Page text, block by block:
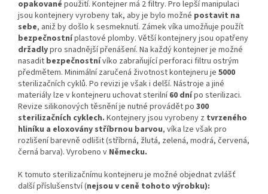
opakované použití. Kontejner má 2 filtry. Pro lepší manipulaci
jsou kontejnery vyrobeny tak, aby je bylo možné postavit na
sebe, aniž by došlo k sesmeknutí. Zámek víka umožňuje použít
bezpečnostníplastové plomby. Větší kontejnery jsou opatřeny
držadlypro snadnější přenášení. Na každý kontejner je možné
nasadit bezpečnostnívíko zabraňující perforaci filtru ostrým
předmětem. Minimální zaručená životnost kontejneru je 5000
sterilizačních cyklů. Po revizi je však i delší. Nástroje a jiné
materiály lze v kontejneru uchovat sterilní60 dnípo sterilizaci.
Revize silikonových těsnění je nutné provádět po 300
sterilizačních cyklech. Kontejnery jsou vyrobeny z tvrzeného
hliníku a eloxovány stříbrnou barvou, víka lze však pro
rozlišení barevně odlišit (stříbrná, žlutá, zelená, modrá, červená,
černá barva). Vyrobeno v Německu.
K tomuto sterilizačnímu kontejneru je možné objednat zvlášť
další příslušenství (nejsou v ceně tohoto výrobku):